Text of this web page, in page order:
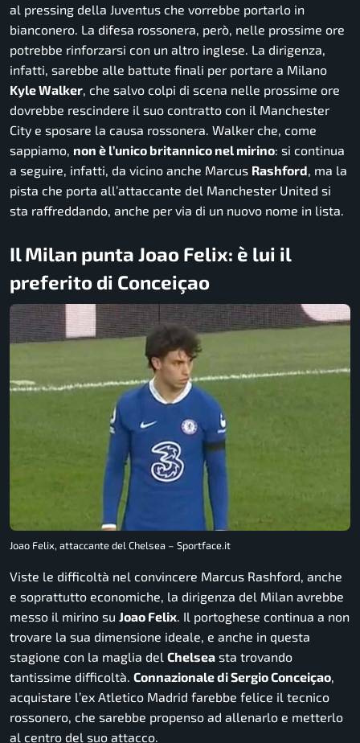
al pressing della Juventus che vorrebbe portarlo in
bianconero. La difesa rossonera, però, nelle prossime ore
potrebbe rinforzarsi con un altro inglese. La dirigenza,
infatti, sarebbe alle battute finali per portare a Milano
Kyle Walker, che salvo colpi di scena nelle prossime ore
dovrebbe rescindere il suo contratto con il Manchester
City e sposare la causa rossonera. Walker che, come
sappiamo, non è l’unico britannico nel mirino: si continua
a seguire, infatti, da vicino anche Marcus Rashford, ma la
pista che porta all’attaccante del Manchester United si
sta raffreddando, anche per via di un nuovo nome in lista.
Il Milan punta Joao Felix: è lui il
preferito di Conceiçao
Joao Felix, attaccante del Chelsea – Sportface.it
Viste le difficoltà nel convincere Marcus Rashford, anche
e soprattutto economiche, la dirigenza del Milan avrebbe
messo il mirino su Joao Felix. Il portoghese continua a non
trovare la sua dimensione ideale, e anche in questa
stagione con la maglia del Chelsea sta trovando
tantissime difficoltà. Connazionale di Sergio Conceiçao,
acquistare l’ex Atletico Madrid farebbe felice il tecnico
rossonero, che sarebbe propenso ad allenarlo e metterlo
al centro del suo attacco.